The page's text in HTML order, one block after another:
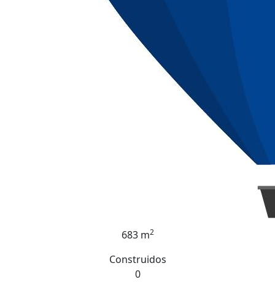
683 m2
Construidos
0